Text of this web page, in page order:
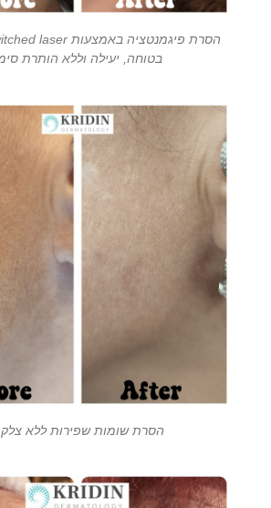
בטוחה, יעילה וללא הותרת
הסרת שומות שפירות ללא